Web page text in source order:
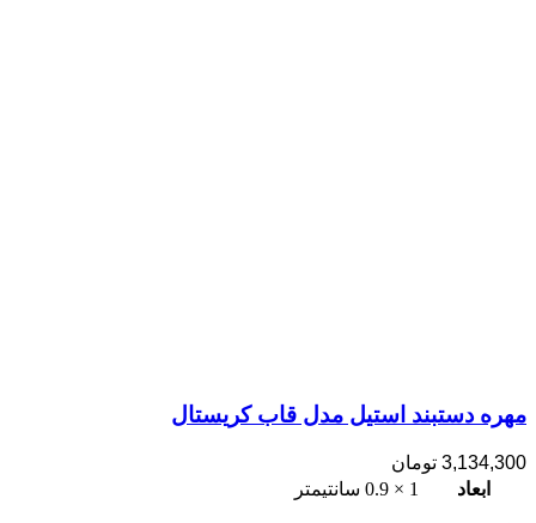
مهره دستبند استیل مدل قاب کریستال
3,134,300 تومان
ابعاد
1 × 0.9 سانتیمتر